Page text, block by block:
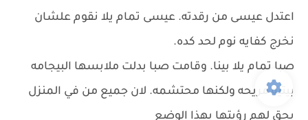
اعتدل عيسى من رقدته. عيسى تمام يلا نقوم علشان
نخرج كفايه نوم لحد كده.
صبا تمام يلا بينا. وقامت صبا بدلت ملابسها البيجامه
بيتيه مريحه ولكنها محتشمه. لان جميع من في المنزل
يحق لهم رؤيتها بهذا الوضع